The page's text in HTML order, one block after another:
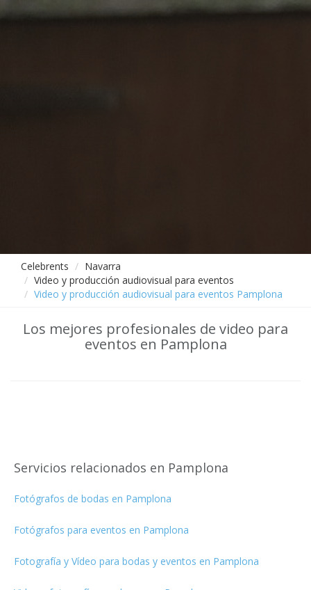
Celebrents
Navarra
Video y producción audiovisual para eventos
Video y producción audiovisual para eventos Pamplona
Los mejores profesionales de video para
eventos en Pamplona
Servicios relacionados en Pamplona
Fotógrafos de bodas en Pamplona
Fotógrafos para eventos en Pamplona
Fotografía y Vídeo para bodas y eventos en Pamplona